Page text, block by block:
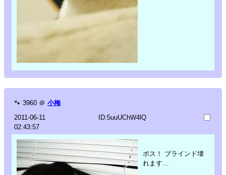
🐾 3960 ＠ 小梅
2011-06-11
02:43:57
ID:5uuUChW4lQ
ボス！ ブラインド壊
れます…